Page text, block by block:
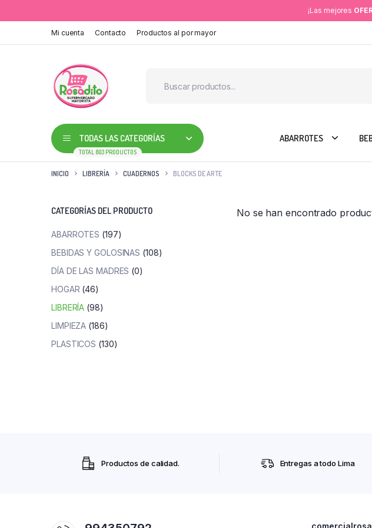
¡Las mejores
Mi cuenta Contacto Productos al por mayor
TODAS LAS CATEGORÍAS
TOTAL 803 PRODUCTOS
ABARROTES
INICIO LIBRERÍA CUADERNOS BLOCKS DE ARTE
No se han encontrado
CATEGORÍAS DEL PRODUCTO
ABARROTES (197)
BEBIDAS Y GOLOSINAS (108)
DÍA DE LAS MADRES (0)
HOGAR (46)
LIBRERÍA (98)
LIMPIEZA (186)
PLASTICOS (130)
Productos de calidad. Entregas a todo Lima